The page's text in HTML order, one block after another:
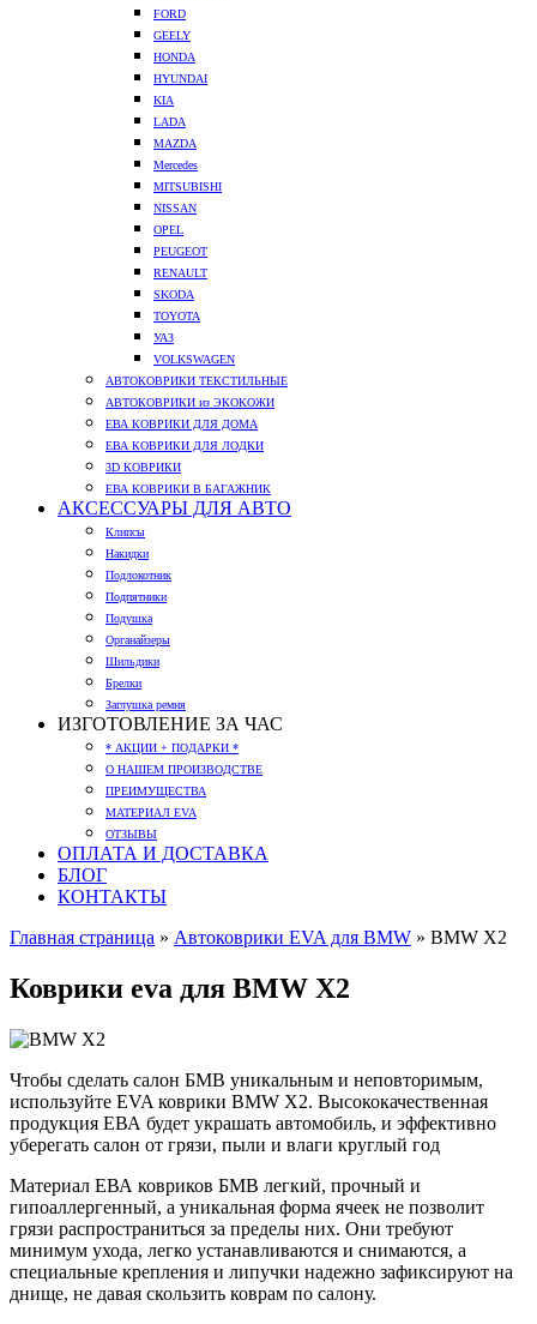
FORD
GEELY
HONDA
HYUNDAI
KIA
LADA
MAZDA
Mercedes
MITSUBISHI
NISSAN
OPEL
PEUGEOT
RENAULT
SKODA
TOYOTA
УАЗ
VOLKSWAGEN
АВТОКОВРИКИ ТЕКСТИЛЬНЫЕ
АВТОКОВРИКИ из ЭКОКОЖИ
ЕВА КОВРИКИ ДЛЯ ДОМА
ЕВА КОВРИКИ ДЛЯ ЛОДКИ
3D КОВРИКИ
ЕВА КОВРИКИ В БАГАЖНИК
АКСЕССУАРЫ ДЛЯ АВТО
Клипсы
Накидки
Подлокотник
Подпятники
Подушка
Органайзеры
Шильдики
Брелки
Заглушка ремня
ИЗГОТОВЛЕНИЕ ЗА ЧАС
* АКЦИИ + ПОДАРКИ *
О НАШЕМ ПРОИЗВОДСТВЕ
ПРЕИМУЩЕСТВА
МАТЕРИАЛ EVA
ОТЗЫВЫ
ОПЛАТА И ДОСТАВКА
БЛОГ
КОНТАКТЫ
Главная страница » Автоковрики EVA для BMW » BMW X2
Коврики eva для BMW X2
Чтобы сделать салон БМВ уникальным и неповторимым,
используйте EVA коврики BMW X2. Высококачественная
продукция ЕВА будет украшать автомобиль, и эффективно
уберегать салон от грязи, пыли и влаги круглый год
Материал ЕВА ковриков БМВ легкий, прочный и
гипоаллергенный, а уникальная форма ячеек не позволит
грязи распространиться за пределы них. Они требуют
минимум ухода, легко устанавливаются и снимаются, а
специальные крепления и липучки надежно зафиксируют на
днище, не давая скользить коврам по салону.